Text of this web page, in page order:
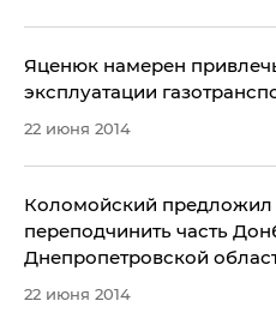
​Яценюк намерен
эксплуатации
22 июня 2014
Коломойский
переподчинить часть
Днепропетровской
22 июня 2014